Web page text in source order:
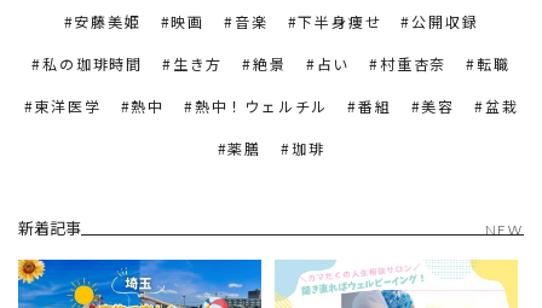
安藤美姫 映画 音楽 下半身痩せ 公開収録
私の珈琲時間 生き方 絶景 占い 村重杏奈 転職
東洋医学 熱中 熱中！ウェルチル 番組 美容 盆栽
薬膳 珈琲
新着記事 NEW